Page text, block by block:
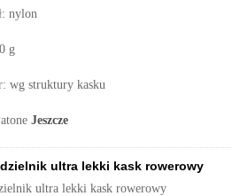
nylon
g
wg struktury kasku
Jeszcze
ultra lekki kask rowerowy
ultra lekki kask rowerowy